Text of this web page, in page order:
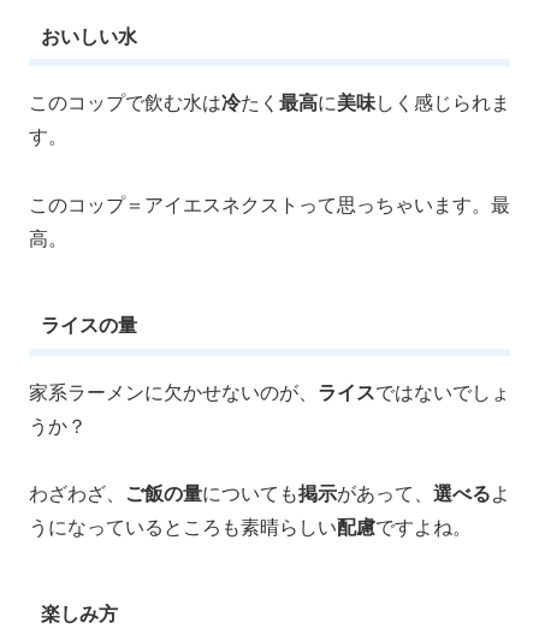
おいしい水
このコップで飲む水は冷たく 最高に美味しく感じられま
す。
このコップ＝アイエスネクストって思っちゃいます。最
高。
ライスの量
家系ラーメンに欠かせないのが、 ライスではないでしょ
うか？
わざわざ、 ご飯の量についても掲示があって、 選べるよ
うになっているところも素晴らしい配慮ですよね。
楽しみ方